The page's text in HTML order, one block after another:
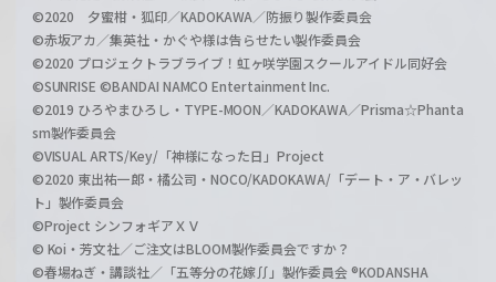
©2020 夕蜜柑・狐印／KADOKAWA／防振り製作委員会
©赤坂アカ／集英社・かぐや様は告らせたい製作委員会
©2020 プロジェクトラブライブ！虹ヶ咲学園スクールアイドル同好会
©SUNRISE ©BANDAI NAMCO Entertainment Inc.
©2019 ひろやまひろし・TYPE-MOON／KADOKAWA／Prisma☆Phanta
sm製作委員会
©VISUAL ARTS/Key/「神様になった日」Project
©2020 東出祐一郎・橘公司・NOCO/KADOKAWA/「デート・ア・バレッ
ト」製作委員会
©Project シンフォギアＸＶ
© Koi・芳文社／ご注文はBLOOM製作委員会ですか？
©春場ねぎ・講談社／「五等分の花嫁∬」製作委員会 ®KODANSHA